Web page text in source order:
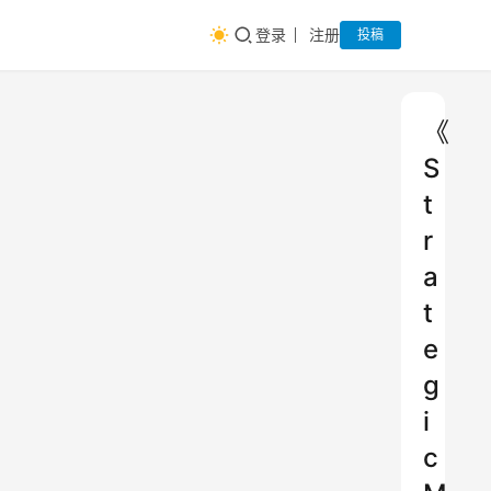
登录 注册 投稿
《
S
t
r
a
t
e
g
i
c